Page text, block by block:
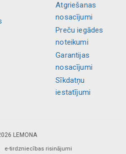
Atgriešanas
nosacījumi
Preču iegādes
noteikumi
Garantijas
nosacījumi
Sīkdatņu
iestatījumi
LEMONA
e-tirdzniecības risinājumi